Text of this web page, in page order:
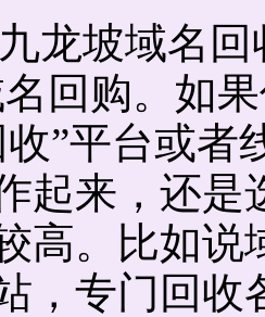
九龙坡域名
回购。如
”平台或
起来，还是
高。比如说
，专门回收